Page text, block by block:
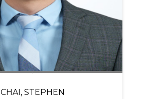
CHAI, STEPHEN